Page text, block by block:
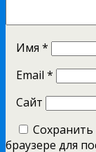
Имя *
Email *
Сайт
Сохранить
браузере для